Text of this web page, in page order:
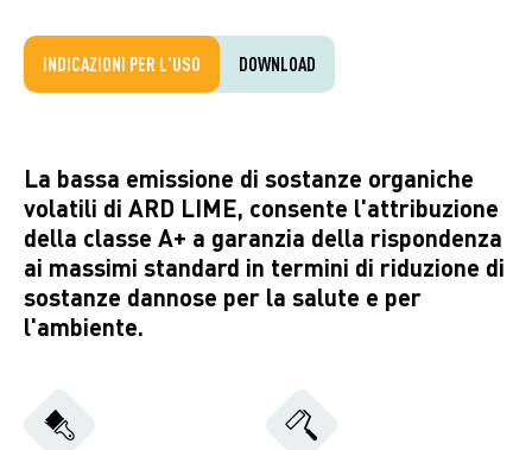
INDICAZIONI PER L'USO DOWNLOAD
La bassa emissione di sostanze organiche
volatili di ARD LIME, consente l'attribuzione
della classe A+ a garanzia della rispondenza
ai massimi standard in termini di riduzione di
sostanze dannose per la salute e per
l'ambiente.